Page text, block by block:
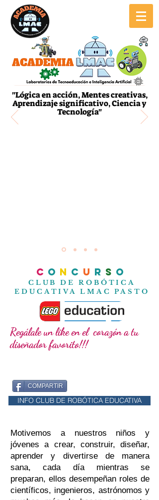
"Lógica en acción, Mentes creativas,
Aprendizaje significativo, Ciencia y
Tecnología"
C O N C U R S O
CLUB DE ROBÓTICA
EDUCATIVA LMAC PASTO
Regálale un like en el corazón a tu
diseñador favorito!!!
COMPARTIR
INFO CLUB DE ROBÓTICA EDUCATIVA
Motivemos a nuestros niños y
jóvenes a crear, construir, diseñar,
aprender y divertirse de manera
sana, cada día mientras se
preparan, ellos desempeñan roles de
científicos, ingenieros, astrónomos y